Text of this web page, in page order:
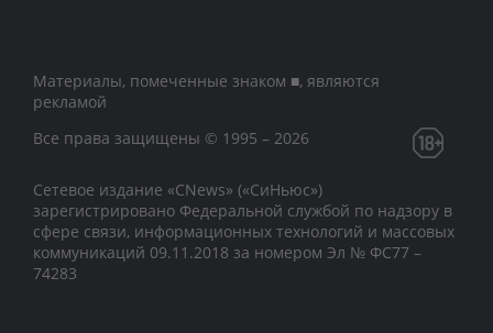
Материалы, помеченные знаком ■, являются
рекламой
Все права защищены © 1995 – 2026
Сетевое издание «CNews» («СиНьюс»)
зарегистрировано Федеральной службой по надзору в
сфере связи, информационных технологий и массовых
коммуникаций 09.11.2018 за номером Эл № ФС77 –
74283